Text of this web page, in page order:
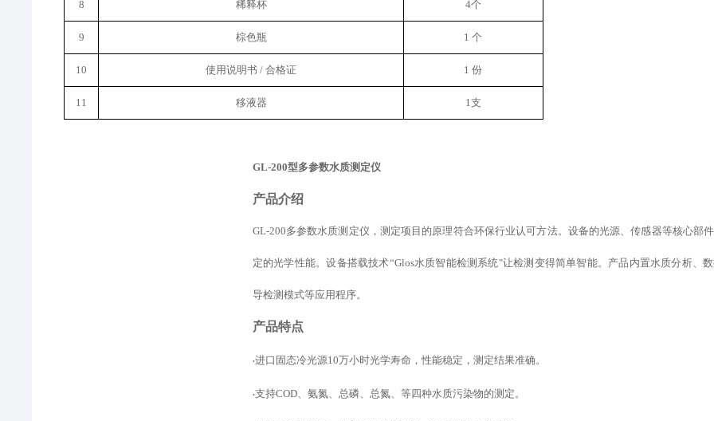
8 稀释杯 4个
9 棕色瓶 1 个
10 使用说明书 / 合格证 1 份
11 移液器 1支
GL-200型多参数水质测定仪
产品介绍
GL-200多参数水质测定仪，测定项目的原理符合环保行业认可方法。设备的光源、传感器等核心部
定的光学性能。设备搭载技术“Glos水质智能检测系统"让检测变得简单智能。产品内置水质分析、
导检测模式等应用程序。
产品特点
•进口固态冷光源10万小时光学寿命，性能稳定，测定结果准确。
•支持COD、氨氮、总磷、总氮、等四种水质污染物的测定。